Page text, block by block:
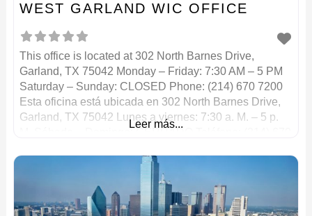
WEST GARLAND WIC OFFICE
This office is located at 302 North Barnes Drive,
Garland, TX 75042 Monday – Friday: 7:30 AM – 5 PM
Saturday – Sunday: CLOSED Phone: (214) 670 7200
Esta oficina está ubicada en 302 North Barnes Drive,
Garland, TX 75042 Lunes a viernes: 7:30 a. M. – 5 p.
Leer más...